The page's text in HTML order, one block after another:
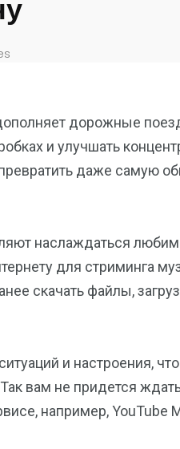
дорожные
и улучшать
даже самую
наслаждаться
для стриминга
скачать файлы,
и настроения,
вам не придется
например, YouTube